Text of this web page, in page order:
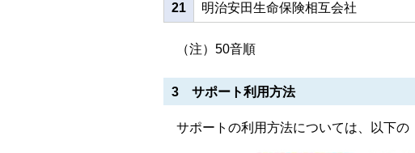
21 明治安田生命保険相互会社
（注）50音順
3 サポート利用方法
サポートの利用方法については、以下の